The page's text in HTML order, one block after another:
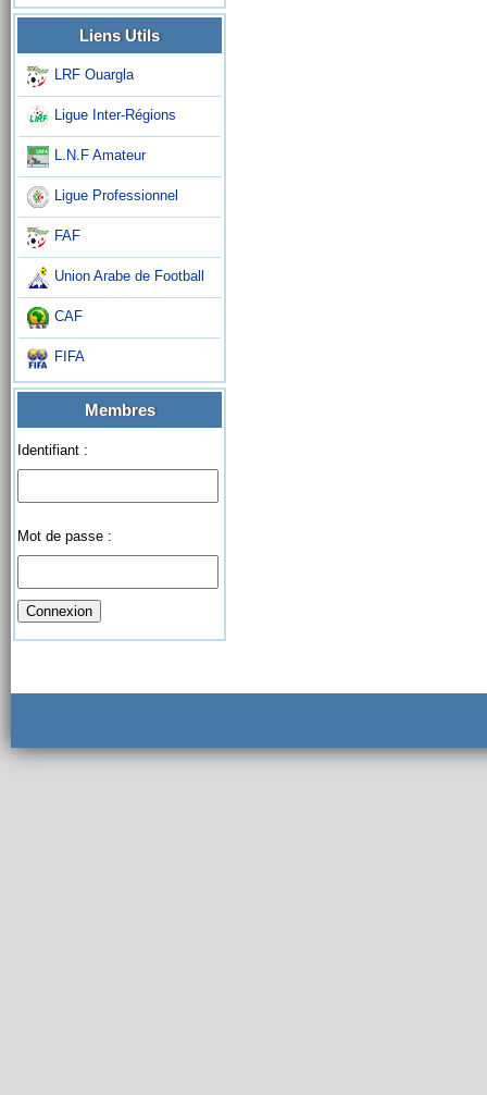
Liens Utils
LRF Ouargla
Ligue Inter-Régions
L.N.F Amateur
Ligue Professionnel
FAF
Union Arabe de Football
CAF
FIFA
Membres
Identifiant :
Mot de passe :